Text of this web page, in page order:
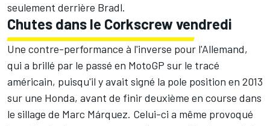
seulement derrière Bradl.
Chutes dans le Corkscrew vendredi
Une contre-performance à l'inverse pour l'Allemand,
qui a brillé par le passé en MotoGP sur le tracé
américain, puisqu'il y avait signé la pole position en 2013
sur une Honda, avant de finir deuxième en course dans
le sillage de Marc Márquez. Celui-ci a même provoqué